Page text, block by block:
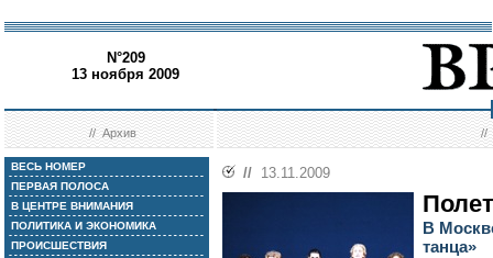
N°209
13 ноября 2009
//Архив //
ВЕСЬ НОМЕР
ПЕРВАЯ ПОЛОСА
В ЦЕНТРЕ ВНИМАНИЯ
ПОЛИТИКА И ЭКОНОМИКА
ПРОИСШЕСТВИЯ
// 13.11.2009
В
танца»